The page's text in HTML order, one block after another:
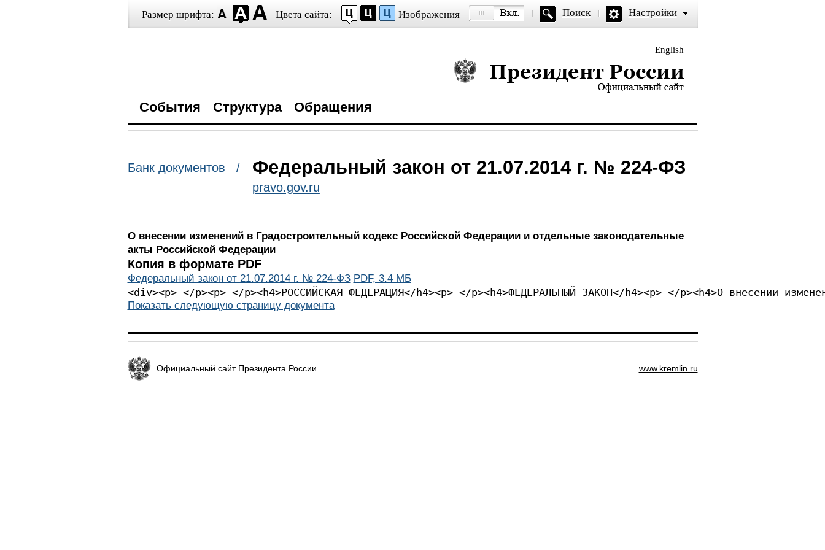
Размер шрифта: Цвета сайта: Изображения Поиск Настройки
English
Президент России — официальный сайт
События Структура Обращения
Банк документов / Федеральный закон от 21.07.2014 г. № 224-ФЗ
pravo.gov.ru
О внесении изменений в Градостроительный кодекс Российской Федерации и отдельные законодательные
акты Российской Федерации
Копия в формате PDF
Федеральный закон от 21.07.2014 г. № 224-ФЗ PDF, 3.4 МБ
<div><p> </p><p> </p><h4>РОССИЙСКАЯ ФЕДЕРАЦИЯ</h4><p>
Показать следующую страницу документа
Официальный сайт Президента России www.kremlin.ru